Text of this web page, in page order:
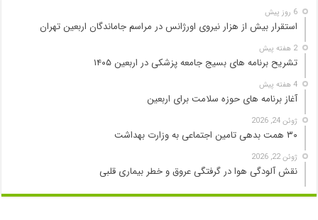
6 روز پیش
استقرار بیش از هزار نیروی اورژانس در مراسم جاماندگان اربعین تهران
2 هفته پیش
تشریح برنامه های بسیج جامعه پزشکی در اربعین ۱۴۰۵
4 هفته پیش
آغاز برنامه های حوزه سلامت برای اربعین
ژوئن 24, 2026
۳۰ همت بدهی تامین اجتماعی به وزارت بهداشت
ژوئن 22, 2026
نقش آلودگی هوا در گرفتگی عروق و خطر بیماری قلبی